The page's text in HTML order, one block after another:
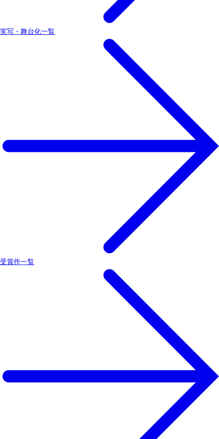
実写・舞台化一覧
受賞作一覧